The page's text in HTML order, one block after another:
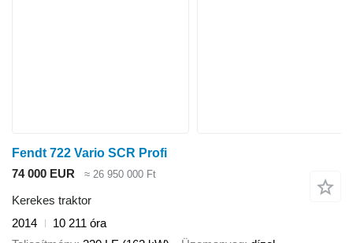
Fendt 722 Vario SCR Profi
74 000 EUR
≈ 26 950 000 Ft
Kerekes traktor
2014
10 211 óra